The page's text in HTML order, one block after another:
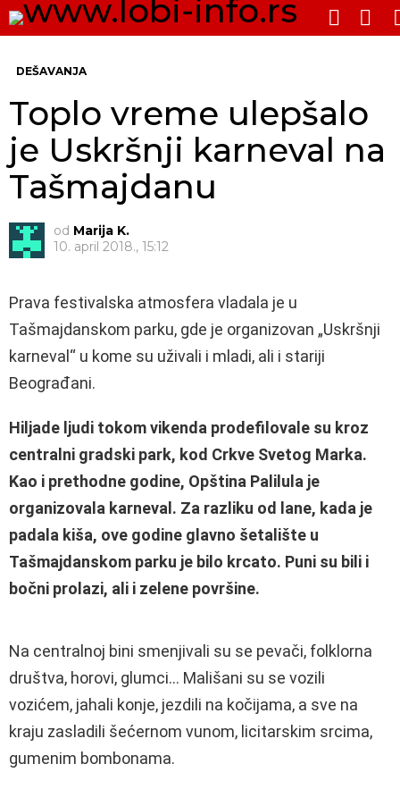
SWITCH
SKIN
DEŠAVANJA
Toplo vreme ulepšalo
je Uskršnji karneval na
Tašmajdanu
od Marija K.
10. april 2018., 15:12
Prava festivalska atmosfera vladala je u
Tašmajdanskom parku, gde je organizovan „Uskršnji
karneval“ u kome su uživali i mladi, ali i stariji
Beograđani.
Hiljade ljudi tokom vikenda prodefilovale su kroz
centralni gradski park, kod Crkve Svetog Marka.
Kao i prethodne godine, Opština Palilula je
organizovala karneval. Za razliku od lane, kada je
padala kiša, ove godine glavno šetalište u
Tašmajdanskom parku je bilo krcato. Puni su bili i
bočni prolazi, ali i zelene površine.
Na centralnoj bini smenjivali su se pevači, folklorna
društva, horovi, glumci… Mališani su se vozili
vozićem, jahali konje, jezdili na kočijama, a sve na
kraju zasladili šećernom vunom, licitarskim srcima,
gumenim bombonama.